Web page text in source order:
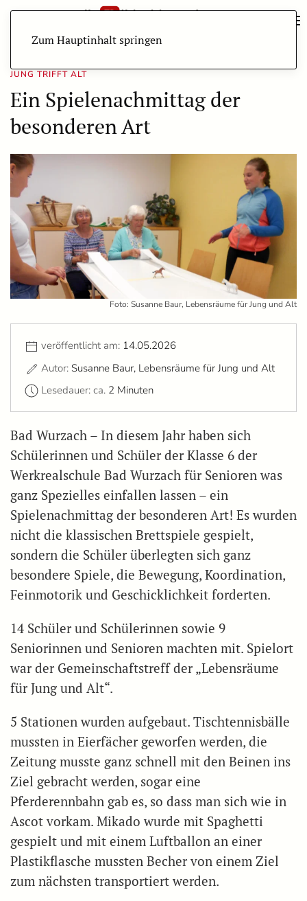
Zum Hauptinhalt springen
JUNG TRIFFT ALT
Ein Spielenachmittag der
besonderen Art
Foto: Susanne Baur, Lebensräume für Jung und Alt
veröffentlicht am: 14.05.2026
Autor: Susanne Baur, Lebensräume für Jung und Alt
Lesedauer: ca. 2 Minuten
Bad Wurzach – In diesem Jahr haben sich
Schülerinnen und Schüler der Klasse 6 der
Werkrealschule Bad Wurzach für Senioren was
ganz Spezielles einfallen lassen – ein
Spielenachmittag der besonderen Art! Es wurden
nicht die klassischen Brettspiele gespielt,
sondern die Schüler überlegten sich ganz
besondere Spiele, die Bewegung, Koordination,
Feinmotorik und Geschicklichkeit forderten.
14 Schüler und Schülerinnen sowie 9
Seniorinnen und Senioren machten mit. Spielort
war der Gemeinschaftstreff der „Lebensräume
für Jung und Alt“.
5 Stationen wurden aufgebaut. Tischtennisbälle
mussten in Eierfächer geworfen werden, die
Zeitung musste ganz schnell mit den Beinen ins
Ziel gebracht werden, sogar eine
Pferderennbahn gab es, so dass man sich wie in
Ascot vorkam. Mikado wurde mit Spaghetti
gespielt und mit einem Luftballon an einer
Plastikflasche mussten Becher von einem Ziel
zum nächsten transportiert werden.